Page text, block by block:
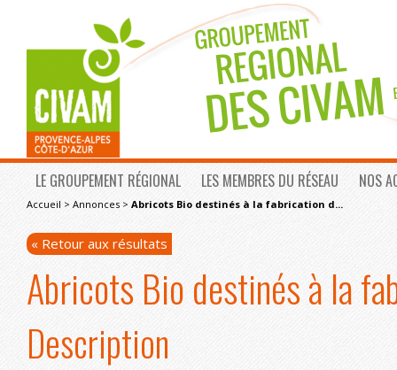
LE GROUPEMENT RÉGIONAL LES MEMBRES DU RÉSEAU NOS
Accueil > Annonces > Abricots Bio destinés à la fabrication d...
« Retour aux résultats
Abricots Bio destinés à la
Description